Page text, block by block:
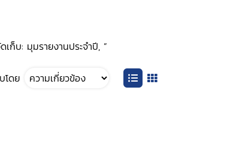
ก็บ: มุมรายงานประจำปี, ”
โดย